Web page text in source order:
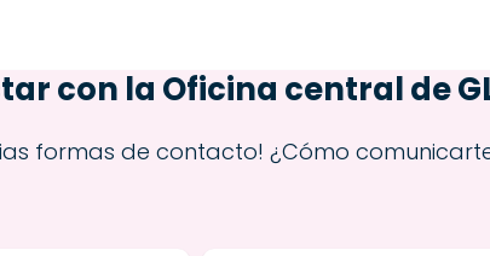
con la Oficina central de
formas de contacto! ¿Cómo